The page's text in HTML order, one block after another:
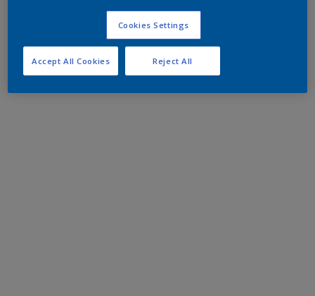
Cookies Settings
Reject All
Accept All Cookies